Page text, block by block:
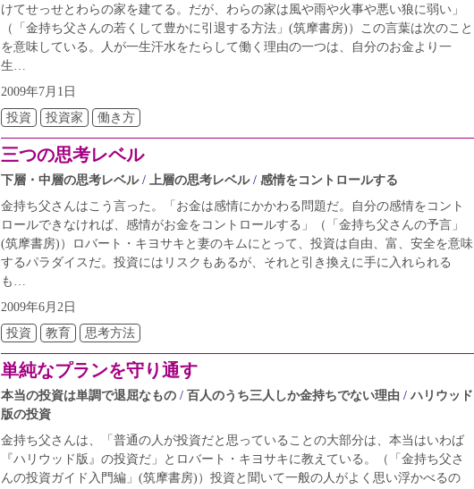
けてせっせとわらの家を建てる。だが、わらの家は風や雨や火事や悪い狼に弱い」
（「金持ち父さんの若くして豊かに引退する方法」(筑摩書房)）この言葉は次のこと
を意味している。人が一生汗水をたらして働く理由の一つは、自分のお金より一
生…
2009年7月1日
投資
投資家 働き方
三つの思考レベル
下層・中層の思考レベル 上層の思考レベル
感情をコントロールする
金持ち父さんはこう言った。「お金は感情にかかわる問題だ。自分の感情をコント
ロールできなければ、感情がお金をコントロールする」（「金持ち父さんの予言」
(筑摩書房)）ロバート・キヨサキと妻のキムにとって、投資は自由、富、安全を意味
するパラダイスだ。投資にはリスクもあるが、それと引き換えに手に入れられる
も…
2009年6月2日
投資
教育 思考方法
単純なプランを守り通す
本当の投資は単調で退屈なもの 百人のうち三人しか金持ちでない理由
ハリウッド
版の投資
金持ち父さんは、「普通の人が投資だと思っていることの大部分は、本当はいわば
『ハリウッド版』の投資だ」とロバート・キヨサキに教えている。（「金持ち父さ
んの投資ガイド入門編」(筑摩書房)）投資と聞いて一般の人がよく思い浮かべるの